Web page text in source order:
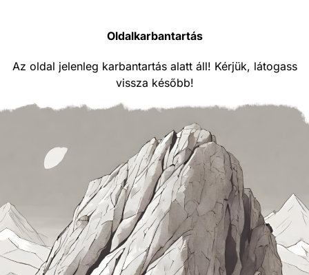
Oldalkarbantartás
Az oldal jelenleg karbantartás alatt áll! Kérjük, látogass
vissza később!